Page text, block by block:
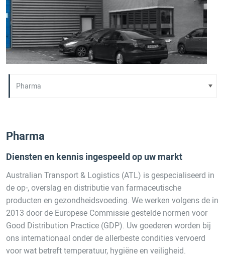
Pharma
Diensten en kennis ingespeeld op uw markt
Australian Transport & Logistics (ATL) is gespecialiseerd in
de op-, overslag en distributie van farmaceutische
producten en gezondheidsvoeding. We werken volgens de in
2013 door de Europese Commissie gestelde normen voor
Good Distribution Practice (GDP). Uw goederen worden bij
ons internationaal onder de allerbeste condities vervoerd
voor wat betreft temperatuur, hygiëne en veiligheid.